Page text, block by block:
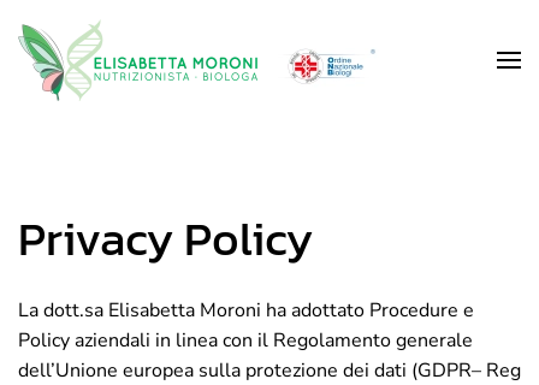
Skip to main content
Privacy Policy
La dott.sa Elisabetta Moroni ha adottato Procedure e
Policy aziendali in linea con il Regolamento generale
dell’Unione europea sulla protezione dei dati (GDPR– Reg